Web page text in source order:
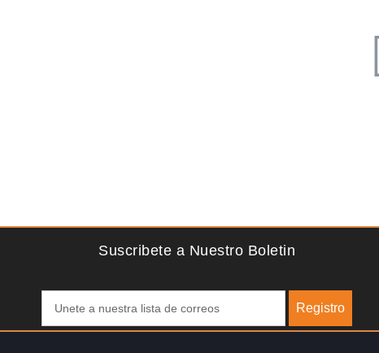
Suscribete a Nuestro Boletin
Registro